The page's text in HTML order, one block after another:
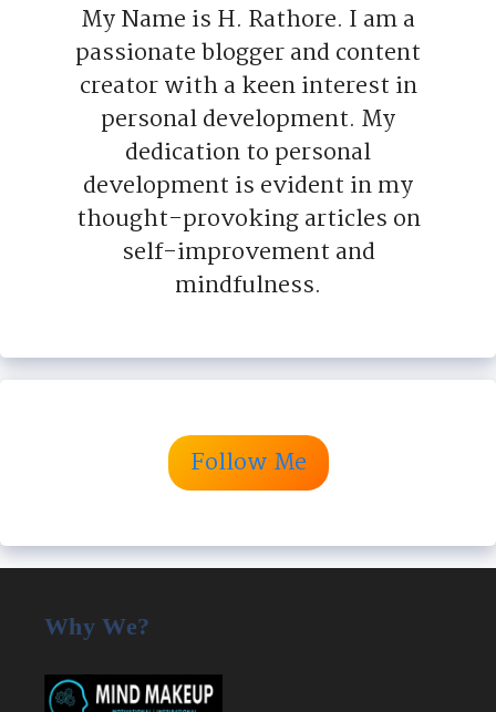
My Name is H. Rathore. I am a
passionate blogger and content
creator with a keen interest in
personal development. My
dedication to personal
development is evident in my
thought-provoking articles on
self-improvement and
mindfulness.
Follow Me
Why We?